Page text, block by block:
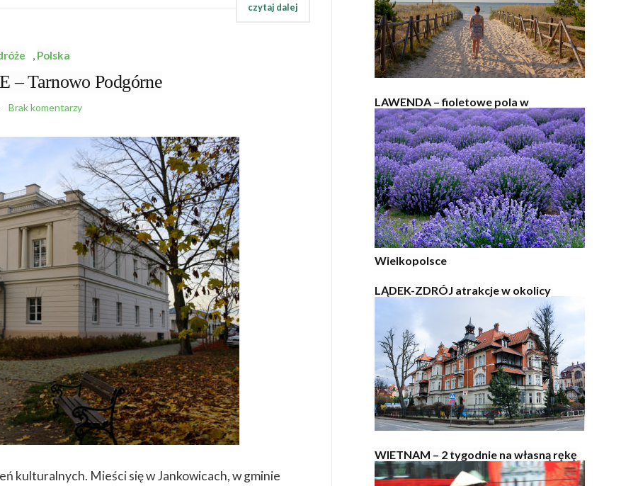
, Polska
Tarnowo Podgórne
Brak komentarzy
kulturalnych. Mieści się w Jankowicach, w gminie
LAWENDA – fioletowe pola w
Wielkopolsce
LĄDEK-ZDRÓJ atrakcje w okolicy
WIETNAM – 2 tygodnie na własną rękę